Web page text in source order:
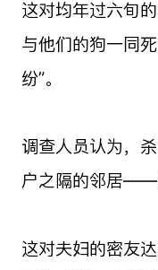
这对均年过六旬
与他们的狗一同
纷”。
调查人员认为，
户之隔的邻居——
这对夫妇的密友